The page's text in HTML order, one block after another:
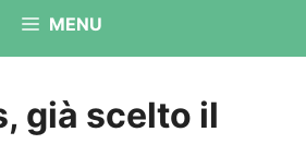
MENU
già scelto il